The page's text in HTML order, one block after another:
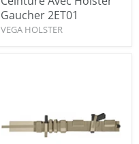
Gaucher 2ET01
VEGA HOLSTER